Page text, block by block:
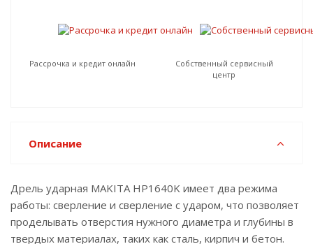
Рассрочка и кредит онлайн
Собственный сервисный
центр
Описание
Дрель ударная MAKITA HP1640K имеет два режима
работы: сверление и сверление с ударом, что позволяет
проделывать отверстия нужного диаметра и глубины в
твердых материалах, таких как сталь, кирпич и бетон.